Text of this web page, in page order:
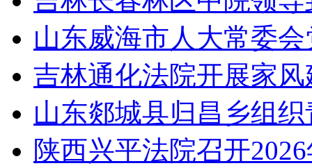
山东威海市人大常委
吉林通化法院开展家
山东郯城县归昌乡组
陕西兴平法院召开